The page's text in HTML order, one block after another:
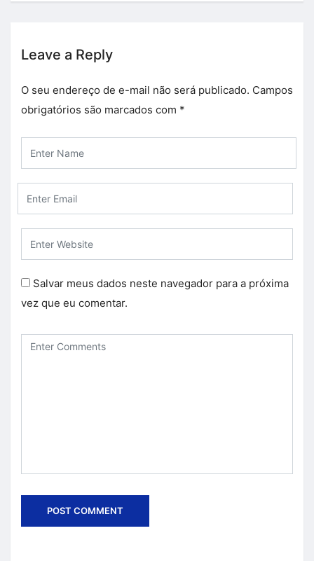
Leave a Reply
O seu endereço de e-mail não será publicado. Campos
obrigatórios são marcados com *
Salvar meus dados neste navegador para a próxima
vez que eu comentar.